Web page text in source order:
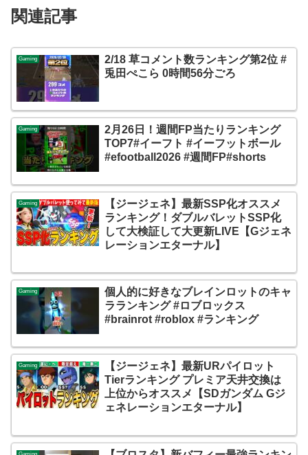
関連記事
Gaming
2/18 草コメント数ランキング第2位 #
兎田ぺこら 0時間56分ごろ
Gaming
2月26日！週間FP当たりランキング
TOP7#イーフト #イーフットボール
#efootball2026 #週間FP#shorts
Gaming
【ジージェネ】最新SSP化オススメ
ランキング！ダブルバレットSSP化
して大検証して大更新LIVE【Gジェネ
レーションエターナル】
Gaming
個人的に好きなブレインロットのキャ
ラランキング #ロブロックス
#brainrot #roblox #ランキング
Gaming
【ジージェネ】最新URパイロット
Tierランキング プレミア天井交換は
上位からオススメ【SDガンダム Gジ
ェネレーションエターナル】
Gaming